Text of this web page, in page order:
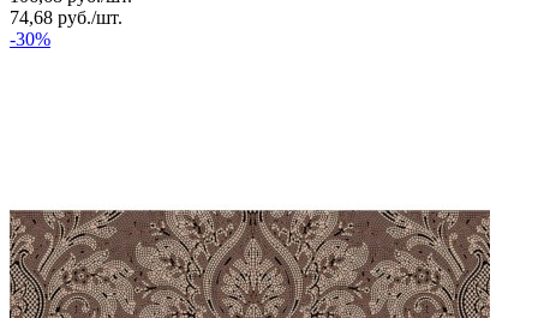
74,68 руб./шт.
-30%